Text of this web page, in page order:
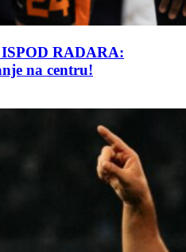
RADARA:
na centru!